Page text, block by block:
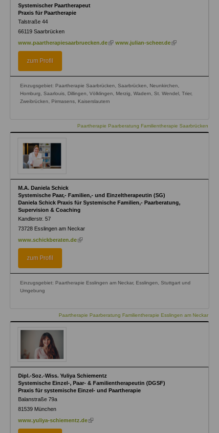
Systemischer Paartherapeut
Praxis für Paartherapie
Talstraße 44
66119 Saarbrücken
www.paartherapiesaarbruecken.de (linkwww.julian-scheer.de (link
zum Profil
Einzugsgebiet: Paartherapie Saarbrücken, Saarbrücken, Neunkirchen,
Homburg, Saarlouis, Dillingen, Völklingen, Merzig, Wadern, St. Wendel, Trier,
Zweibrücken, Pirmasens, Kaiserslautern
Paartherapie Paarberatung Familientherapie Saarbrücken
M.A. Daniela Schick
Systemische Paar,- Familien,- und Einzeltherapeutin (SG)
Daniela Schick Praxis für Systemische Familien,- Paarberatung,
Supervision & Coaching
Kandlerstr. 57
73728 Esslingen am Neckar
www.schickberaten.de(link
zum Profil
Einzugsgebiet: Paartherapie Esslingen am Neckar, Esslingen, Stuttgart und
Umgebung
Paartherapie Paarberatung Familientherapie Esslingen am Neckar
Dipl.-Soz.-Wiss. Yuliya Schiementz
Systemische Einzel-, Paar- & Familientherapeutin (DGSF)
Praxis für systemische Einzel- und Paartherapie
Balanstraße 79a
81539 München
www.yuliya-schiementz.de (link